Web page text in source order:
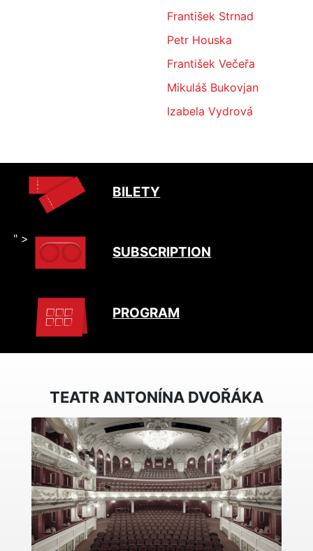
František Strnad
Petr Houska
František Večeřa
Mikuláš Bukovjan
Izabela Vydrová
BILETY
" >
SUBSCRIPTION
PROGRAM
TEATR ANTONÍNA DVOŘÁKA